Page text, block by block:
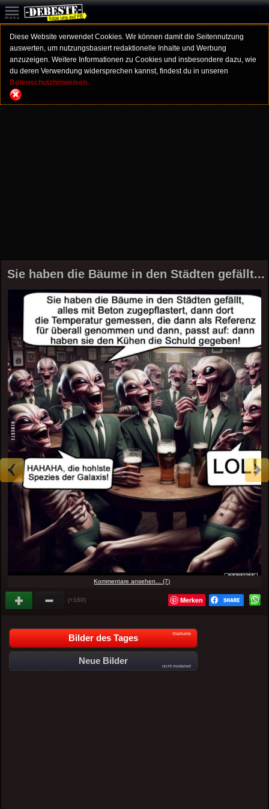
Diese Website verwendet Cookies. Wir können damit die Seitennutzung
auswerten, um nutzungsbasiert redaktionelle Inhalte und Werbung
anzuzeigen. Weitere Informationen zu Cookies und insbesondere dazu, wie
du deren Verwendung widersprechen kannst, findest du in unseren
Datenschutzhinweisen.
Sie haben die Bäume in den Städten gefällt...
Kommentare ansehen... (7)
(+160) Merken
Bilder des Tages Startseite
Neue Bilder
nicht moderiert